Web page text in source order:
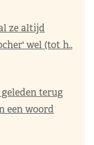
ze altijd
wel (tot h..
terug
een woord